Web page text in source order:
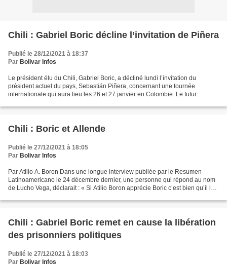
Chili : Gabriel Boric décline l’invitation de Piñera
Publié le 28/12/2021 à 18:37
Par Bolivar Infos
Le président élu du Chili, Gabriel Boric, a décliné lundi l’invitation du
président actuel du pays, Sebastián Piñera, concernant une tournée
internationale qui aura lieu les 26 et 27 janvier en Colombie. Le futur
Chili : Boric et Allende
Publié le 27/12/2021 à 18:05
Par Bolivar Infos
Par Atilio A. Boron Dans une longue interview publiée par le Resumen
Latinoamericano le 24 décembre dernier, une personne qui répond au nom
de Lucho Vega, déclarait : « Si Atilio Boron apprécie Boric c’est bien qu’il le
Chili : Gabriel Boric remet en cause la libération
des prisonniers politiques
Publié le 27/12/2021 à 18:03
Par Bolivar Infos